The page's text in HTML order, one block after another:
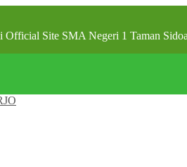
Site SMA Negeri 1 Taman